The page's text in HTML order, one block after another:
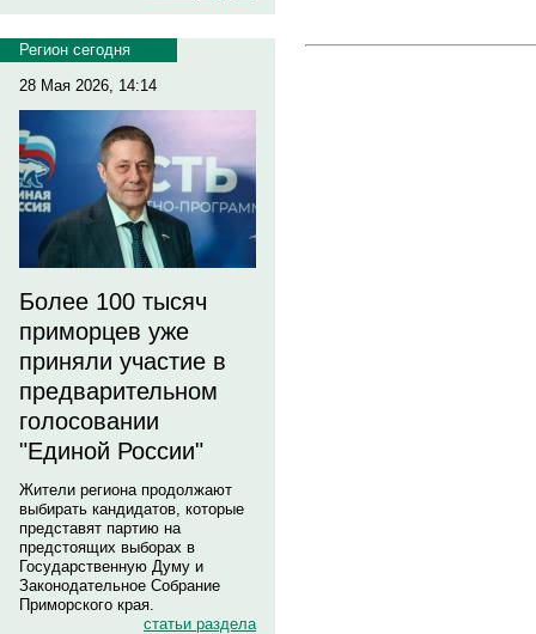
Регион сегодня
28 Мая 2026, 14:14
Более 100 тысяч
приморцев уже
приняли участие в
предварительном
голосовании
"Единой России"
Жители региона продолжают
выбирать кандидатов, которые
представят партию на
предстоящих выборах в
Государственную Думу и
Законодательное Собрание
Приморского края.
статьи раздела